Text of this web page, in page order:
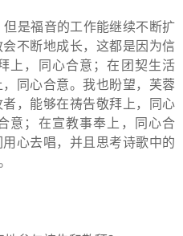
是福音的工作能继续不断扩
不断地成长，这都是因为信
上，同心合意；在团契生活
同心合意。我也盼望，芙蓉
，能够在祷告敬拜上，同心
意；在宣教事奉上，同心合
心去唱，并且思考诗歌中的